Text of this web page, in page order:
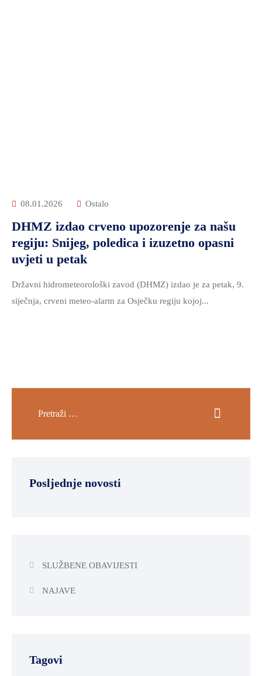
08.01.2026 Ostalo
DHMZ izdao crveno upozorenje za našu
regiju: Snijeg, poledica i izuzetno opasni
uvjeti u petak
Državni hidrometeorološki zavod (DHMZ) izdao je za petak, 9.
siječnja, crveni meteo-alarm za Osječku regiju kojoj...
Posljednje novosti
SLUŽBENE OBAVIJESTI
NAJAVE
Tagovi